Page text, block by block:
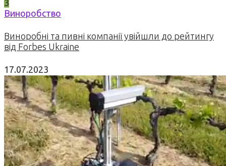
3
Виноробство
Виноробні та пивні компанії увійшли до рейтингу
від Forbes Ukraine
17.07.2023